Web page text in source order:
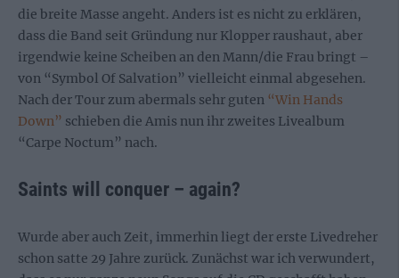
die breite Masse angeht. Anders ist es nicht zu erklären,
dass die Band seit Gründung nur Klopper raushaut, aber
irgendwie keine Scheiben an den Mann/die Frau bringt –
von “Symbol Of Salvation” vielleicht einmal abgesehen.
Nach der Tour zum abermals sehr guten “Win Hands
Down” schieben die Amis nun ihr zweites Livealbum
“Carpe Noctum” nach.
Saints will conquer – again?
Wurde aber auch Zeit, immerhin liegt der erste Livedreher
schon satte 29 Jahre zurück. Zunächst war ich verwundert,